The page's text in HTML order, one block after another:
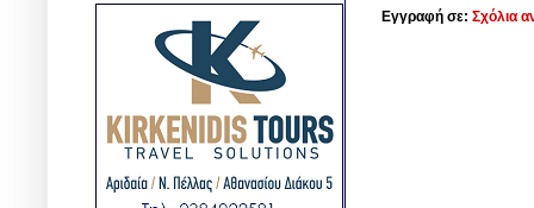
Εγγραφή σε: Σχόλια